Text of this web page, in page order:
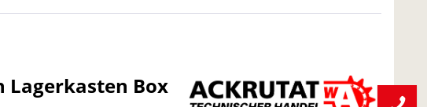
Lagerkasten Box